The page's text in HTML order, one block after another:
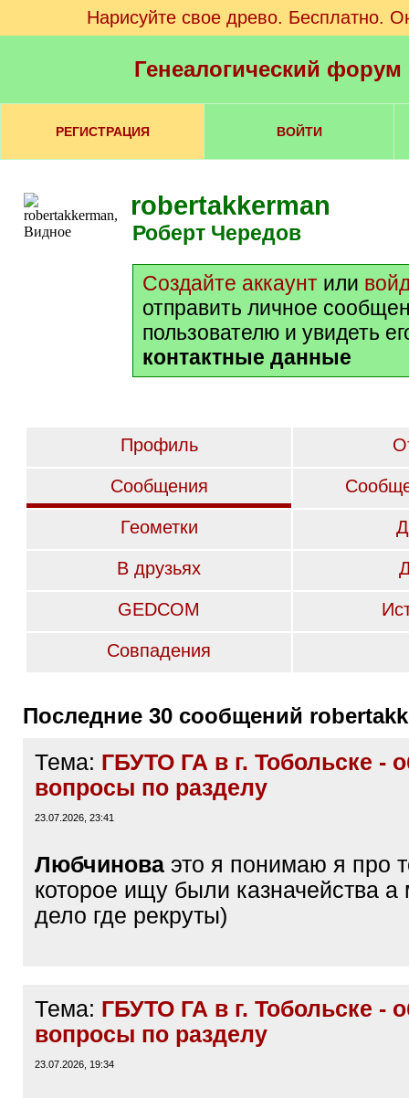
Нарисуйте свое древо. Бесплатно.
Генеалогический
РЕГИСТРАЦИЯ ВОЙТИ
robertakkerman
Роберт Чередов
Создайте аккаунт или
отправить личное
пользователю и увидеть
контактные данные
Профиль
Сообщения
Геометки
В друзьях
GEDCOM
Совпадения
Последние 30 сообщений
Тема: ГБУТО ГА в г. Тобольске -
вопросы по разделу
23.07.2026, 23:41
Любчинова это я понимаю я про
которое ищу были казначейства а
дело где рекруты)
Тема: ГБУТО ГА в г. Тобольске -
вопросы по разделу
23.07.2026, 19:34